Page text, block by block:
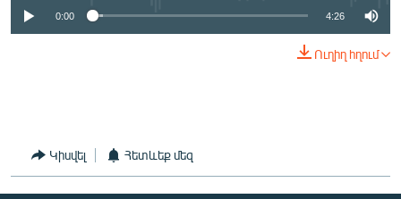
English0:00 4:26
Ուղիղ հղում
Կիսվել Հետևեք մեզ